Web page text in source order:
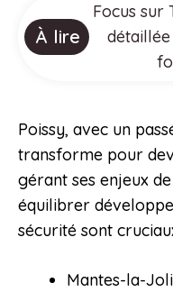
À lire
Focus sur
Poissy, avec un
transforme pour
gérant ses enjeux
équilibrer
sécurité sont
Mantes-la-